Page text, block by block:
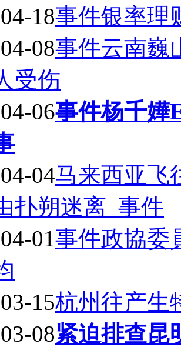
18事件银率理
08事件云南巍
受伤
06事件杨千嬅
04马来西亚飞
扑朔迷离_事件
01事件政協委
15杭州往产生
08紧迫排查